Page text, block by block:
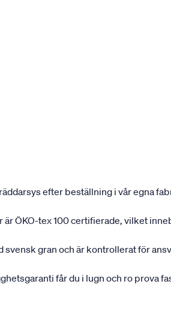
efter beställning i vår egna
är ÖKO-tex 100 certifierade, vilket
svensk gran och är kontrollerat för
får du i lugn och ro prova